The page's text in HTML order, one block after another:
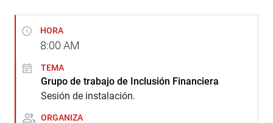
HORA
8:00 AM
TEMA
Grupo de trabajo de Inclusión Financiera
Sesión de instalación.
ORGANIZA